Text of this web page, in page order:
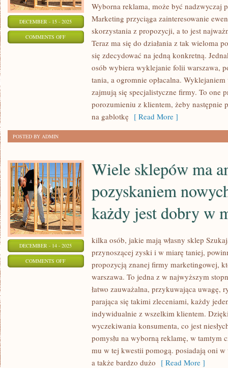
DECEMBER - 15 - 2025
COMMENTS OFFON
Wyborna reklama, może być nadzwyczaj
Marketing przyciąga zainteresowanie
skorzystania z propozycji, a to jest
Teraz ma się do działania z tak wieloma
się zdecydować na jedną konkretną.
osób wybiera wyklejanie folii warszawa,
tania, a ogromnie opłacalna.
zajmują się specjalistyczne firmy. To one
porozumieniu z klientem, żeby następnie
na gablotkę [ Read More ]
POSTED BY ADMIN
DECEMBER - 14 - 2025
COMMENTS OFFON
POZYSKANIEM
KLIENTÓW.
Wiele sklepów ma
pozyskaniem
każdy jest dobry w
kilka osób, jakie mają własny sklep
przynoszącej zyski i w miarę taniej,
propozycją znanej firmy marketingowej,
warszawa. To jedna z w najwyższym
łatwo zauważalna, przykuwająca uwagę,
parająca się takimi zleceniami, każdy
indywidualnie z wszelkim klientem.
wyczekiwania konsumenta, co jest
pomysłu na wyborną reklamę, w tamtym
mu w tej kwestii pomogą. posiadają oni
a także bardzo dużo [ Read More ]